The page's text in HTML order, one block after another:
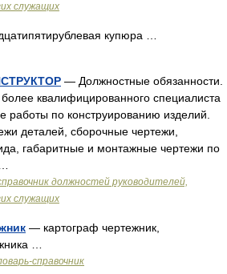
служащих
купюра …
— Должностные обязанности.
квалифицированного специалиста
работы по конструированию изделий.
деталей, сборочные чертежи,
габаритные и монтажные чертежи по
должностей руководителей,
служащих
— картограф чертежник,
…
справочник